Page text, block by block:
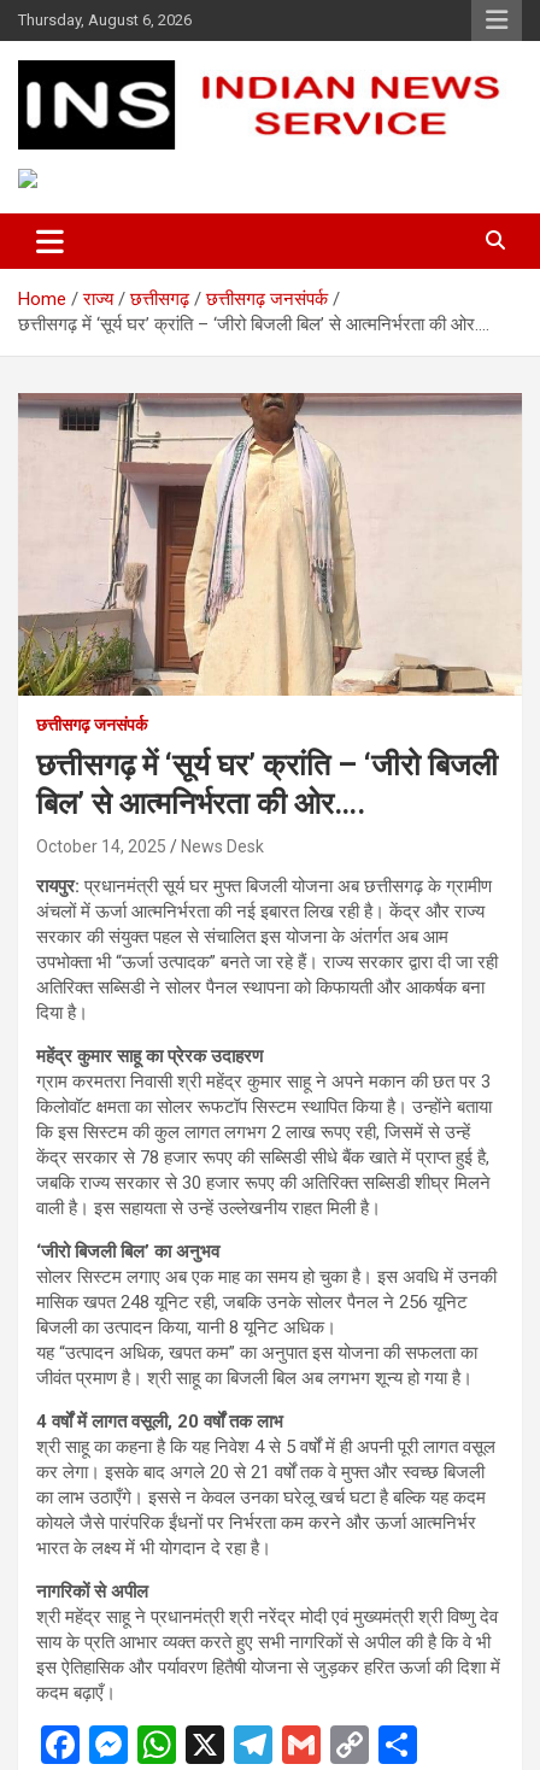
Skip
to
content
Thursday, August 6, 2026
Indian News Service
Home राज्य छत्तीसगढ़
छत्तीसगढ़ जनसंपर्क
छत्तीसगढ़ में ‘सूर्य घर’ क्रांति – ‘जीरो बिजली बिल’ से आत्मनिर्भरता की ओर….
छत्तीसगढ़ जनसंपर्क
छत्तीसगढ़ में ‘सूर्य घर’ क्रांति – ‘जीरो बिजली
बिल’ से आत्मनिर्भरता की ओर….
October 14, 2025 News Desk
रायपुर:प्रधानमंत्री सूर्य घर मुफ्त बिजली योजना अब छत्तीसगढ़ के ग्रामीण
अंचलों में ऊर्जा आत्मनिर्भरता की नई इबारत लिख रही है। केंद्र और राज्य
सरकार की संयुक्त पहल से संचालित इस योजना के अंतर्गत अब आम
उपभोक्ता भी “ऊर्जा उत्पादक” बनते जा रहे हैं। राज्य सरकार द्वारा दी जा रही
अतिरिक्त सब्सिडी ने सोलर पैनल स्थापना को किफायती और आकर्षक बना
दिया है।
महेंद्र कुमार साहू का प्रेरक उदाहरण
ग्राम करमतरा निवासी श्री महेंद्र कुमार साहू ने अपने मकान की छत पर 3
किलोवॉट क्षमता का सोलर रूफटॉप सिस्टम स्थापित किया है। उन्होंने बताया
कि इस सिस्टम की कुल लागत लगभग 2 लाख रूपए रही, जिसमें से उन्हें
केंद्र सरकार से 78 हजार रूपए की सब्सिडी सीधे बैंक खाते में प्राप्त हुई है,
जबकि राज्य सरकार से 30 हजार रूपए की अतिरिक्त सब्सिडी शीघ्र मिलने
वाली है। इस सहायता से उन्हें उल्लेखनीय राहत मिली है।
‘जीरो बिजली बिल’ का अनुभव
सोलर सिस्टम लगाए अब एक माह का समय हो चुका है। इस अवधि में उनकी
मासिक खपत 248 यूनिट रही, जबकि उनके सोलर पैनल ने 256 यूनिट
बिजली का उत्पादन किया, यानी 8 यूनिट अधिक।
यह “उत्पादन अधिक, खपत कम” का अनुपात इस योजना की सफलता का
जीवंत प्रमाण है। श्री साहू का बिजली बिल अब लगभग शून्य हो गया है।
4 वर्षों में लागत वसूली, 20 वर्षों तक लाभ
श्री साहू का कहना है कि यह निवेश 4 से 5 वर्षों में ही अपनी पूरी लागत वसूल
कर लेगा। इसके बाद अगले 20 से 21 वर्षों तक वे मुफ्त और स्वच्छ बिजली
का लाभ उठाएँगे। इससे न केवल उनका घरेलू खर्च घटा है बल्कि यह कदम
कोयले जैसे पारंपरिक ईंधनों पर निर्भरता कम करने और ऊर्जा आत्मनिर्भर
भारत के लक्ष्य में भी योगदान दे रहा है।
नागरिकों से अपील
श्री महेंद्र साहू ने प्रधानमंत्री श्री नरेंद्र मोदी एवं मुख्यमंत्री श्री विष्णु देव
साय के प्रति आभार व्यक्त करते हुए सभी नागरिकों से अपील की है कि वे भी
इस ऐतिहासिक और पर्यावरण हितैषी योजना से जुड़कर हरित ऊर्जा की दिशा में
कदम बढ़ाएँ।
F
M W X
T
G
C